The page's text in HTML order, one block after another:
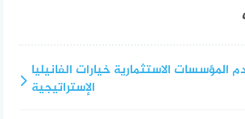
الاستثمارية خيارات الفانيليا
الإستراتيجية